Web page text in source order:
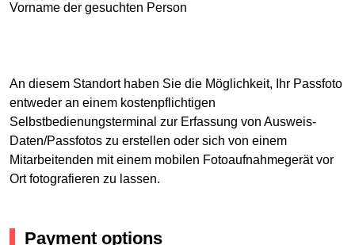
Vorname der gesuchten Person
An diesem Standort haben Sie die Möglichkeit, Ihr Passfoto
entweder an einem kostenpflichtigen
Selbstbedienungsterminal zur Erfassung von Ausweis-
Daten/Passfotos zu erstellen oder sich von einem
Mitarbeitenden mit einem mobilen Fotoaufnahmegerät vor
Ort fotografieren zu lassen.
Payment options